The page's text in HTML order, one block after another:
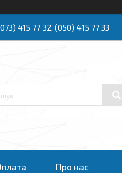
415 77 32, (050) 415 77 33
Про нас